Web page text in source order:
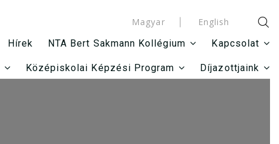
Magyar
English
Hírek NTA Bert Sakmann Kollégium Kapcsolat
Középiskolai Képzési Program Díjazottjaink